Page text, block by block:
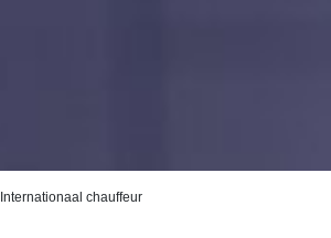
Internationaal chauffeur